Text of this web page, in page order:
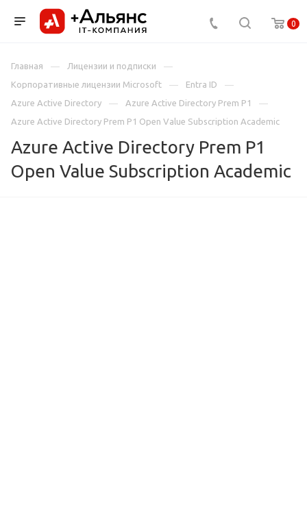
0
Главная
Лицензии и подписки
Корпоративные лицензии Microsoft
Entra ID
Azure Active Directory
Azure Active Directory Prem P1
Azure Active Directory Prem P1 Open Value Subscription Academic
Azure Active Directory Prem P1
Open Value Subscription Academic